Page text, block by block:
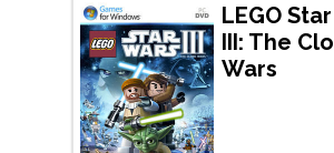
LEGO
III: The
Wars